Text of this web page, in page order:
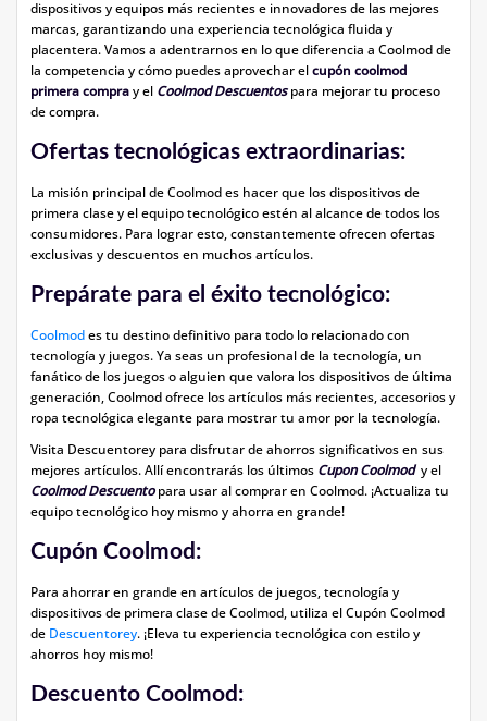
dispositivos y equipos más recientes e innovadores de las mejores
marcas, garantizando una experiencia tecnológica fluida y
placentera. Vamos a adentrarnos en lo que diferencia a Coolmod de
la competencia y cómo puedes aprovechar elcupón coolmod
primera compray el Coolmod Descuentospara mejorar tu proceso
de compra.
Ofertas tecnológicas extraordinarias:
La misión principal de Coolmod es hacer que los dispositivos de
primera clase y el equipo tecnológico estén al alcance de todos los
consumidores. Para lograr esto, constantemente ofrecen ofertas
exclusivas y descuentos en muchos artículos.
Prepárate para el éxito tecnológico:
Coolmodes tu destino definitivo para todo lo relacionado con
tecnología y juegos. Ya seas un profesional de la tecnología, un
fanático de los juegos o alguien que valora los dispositivos de última
generación, Coolmod ofrece los artículos más recientes, accesorios y
ropa tecnológica elegante para mostrar tu amor por la tecnología.
Visita Descuentorey para disfrutar de ahorros significativos en sus
mejores artículos. Allí encontrarás los últimos Cupon Coolmody el
Coolmod Descuentopara usar al comprar en Coolmod. ¡Actualiza tu
equipo tecnológico hoy mismo y ahorra en grande!
Cupón Coolmod:
Para ahorrar en grande en artículos de juegos, tecnología y
dispositivos de primera clase de Coolmod, utiliza el Cupón Coolmod
de Descuentorey. ¡Eleva tu experiencia tecnológica con estilo y
ahorros hoy mismo!
Descuento Coolmod: